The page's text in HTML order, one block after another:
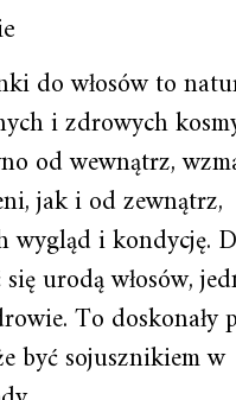
do włosów to
i zdrowych
od wewnątrz,
jak i od zewnątrz,
wygląd i kondycję.
urodą włosów,
To doskonały
być sojusznikiem w